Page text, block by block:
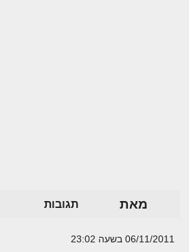
מאת תגובות
06/11/2011 בשעה 23:02